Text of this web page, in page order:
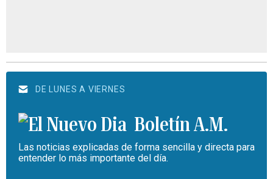
DE LUNES A VIERNES
Boletín A.M.
Las noticias explicadas de forma sencilla y directa para
entender lo más importante del día.